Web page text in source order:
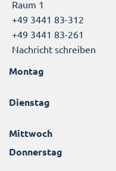
Raum 1
+49 3441 83-312
+49 3441 83-261
Nachricht schreiben
Montag
Dienstag
Mittwoch
Donnerstag